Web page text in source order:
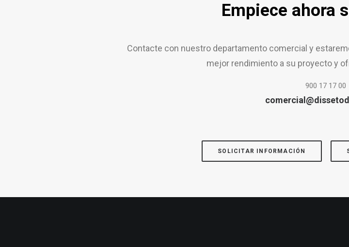
Empiece ahora
Contacte con nuestro departamento comercial y
mejor rendimiento a su proyecto y
900 17 17 00
SOLICITAR INFORMACIÓN